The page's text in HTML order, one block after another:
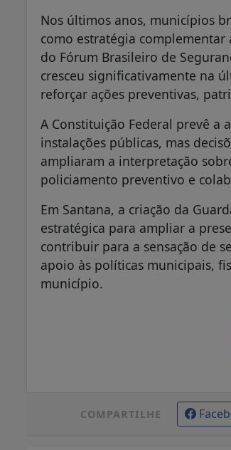
Nos últimos anos, municípios
como estratégia complementar
do Fórum Brasileiro de
cresceu significativamente na
reforçar ações preventivas,
A Constituição Federal prevê a
instalações públicas, mas
ampliaram a interpretação
policiamento preventivo e
Em Santana, a criação da
estratégica para ampliar a
contribuir para a sensação de
apoio às políticas municipais,
município.
COMPARTILHE